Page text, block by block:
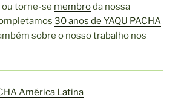
ou torne-se membroda nossa
30 anos de YAQU PACHA
sobre o nosso trabalho nos
América Latina